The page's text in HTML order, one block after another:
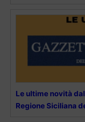
Le ultime novità
Regione Siciliana